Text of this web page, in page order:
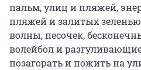
пальм, улиц и пляжей,
пляжей и залитых
волны, песочек,
волейбол и
позагорать и пожить на